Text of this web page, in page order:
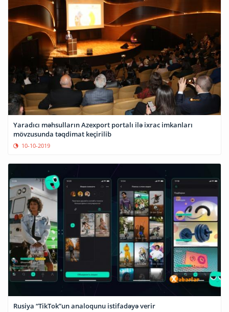
Yaradıcı məhsulların Azexport portalı ilə ixrac imkanları
mövzusunda təqdimat keçirilib
10-10-2019
Rusiya “TikTok”un analoqunu istifadəyə verir